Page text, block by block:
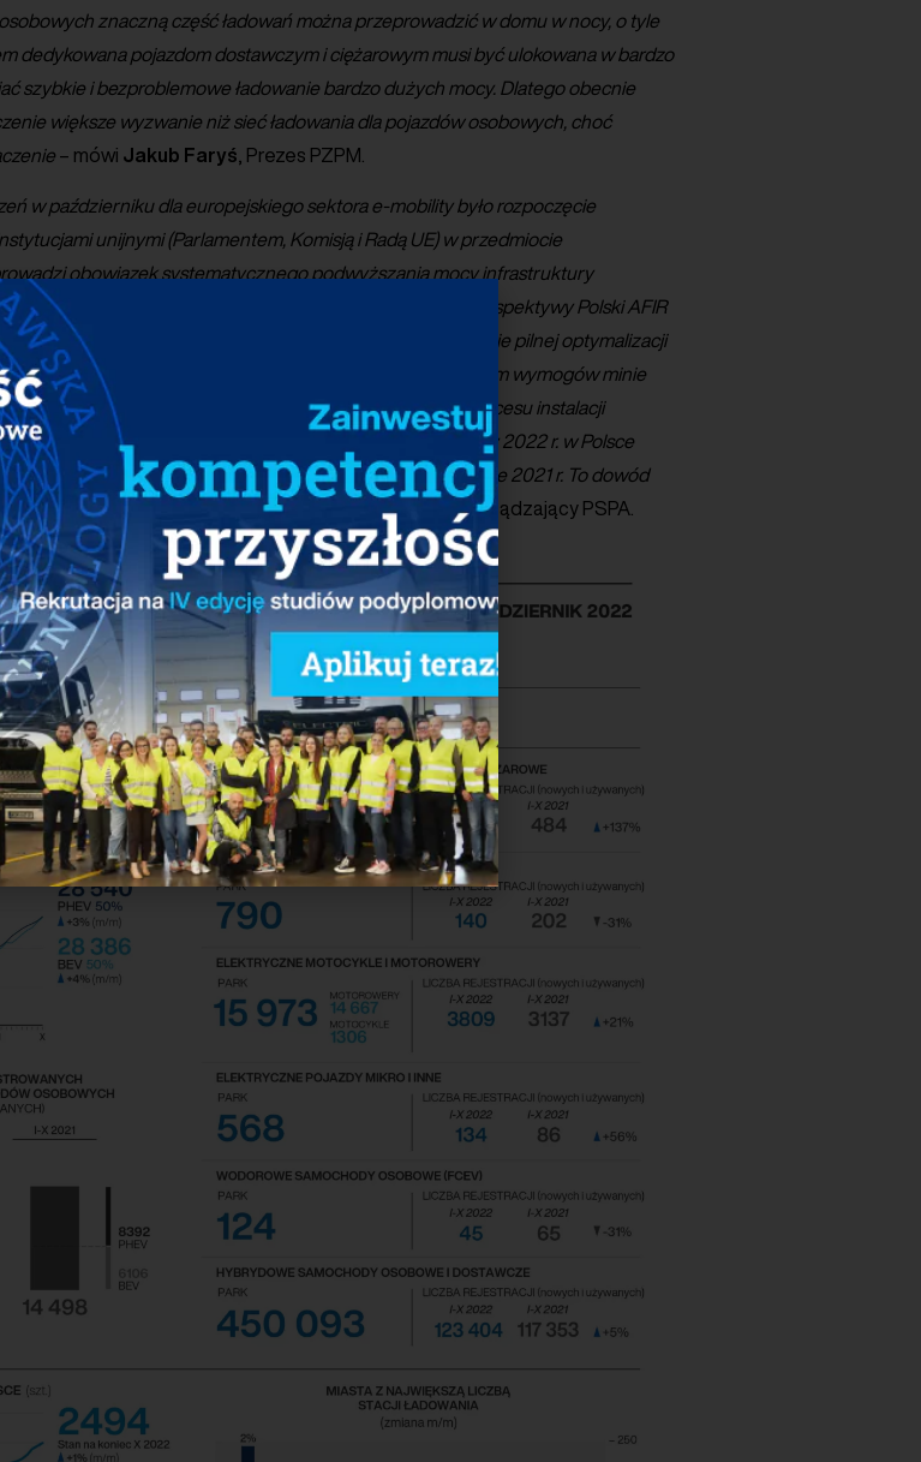
znaczną część ładowań można przeprowadzić w domu w nocy, o tyle
dedykowana pojazdom dostawczym i ciężarowym musi być ulokowana w bardzo
szybkie i bezproblemowe ładowanie bardzo dużych mocy. Dlatego obecnie
większe wyzwanie niż sieć ładowania dla pojazdów osobowych, choć
– mówi Jakub Faryś , Prezes PZPM.
w październiku dla europejskiego sektora e-mobility było rozpoczęcie
unijnymi (Parlamentem, Komisją i Radą UE) w przedmiocie
obowiązek systematycznego podwyższania mocy infrastruktury
samochodem z napędem elektrycznym. Z perspektywy Polski AFIR
motywującym administrację publiczną do możliwie pilnej optymalizacji
już w 2023 r. a pierwszy termin wypełnienia ujętych w nim wymogów minie
czas niewystarczający na sfinalizowanie w Polsce procesu instalacji
na wyniki sektora. Przez pierwsze dziesięć miesięcy 2022 r. w Polsce
prądu stałego, czyli mniej niż w analogicznym okresie 2021 r. To dowód
polskiego prawa
Maciej , Dyrektor Zarządzający PSPA.